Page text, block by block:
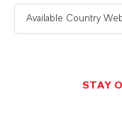
LANXESS ist
Available Country
STAY